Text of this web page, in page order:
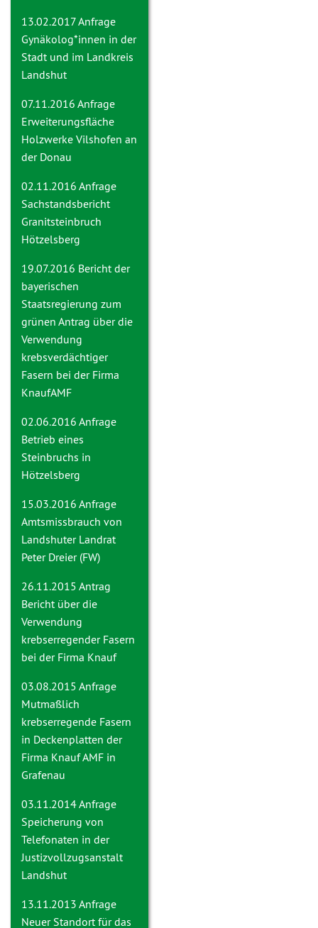
13.02.2017 Anfrage
Gynäkolog*innen in der
Stadt und im Landkreis
Landshut
07.11.2016 Anfrage
Erweiterungsfläche
Holzwerke Vilshofen an
der Donau
02.11.2016 Anfrage
Sachstandsbericht
Granitsteinbruch
Hötzelsberg
19.07.2016 Bericht der
bayerischen
Staatsregierung zum
grünen Antrag über die
Verwendung
krebsverdächtiger
Fasern bei der Firma
KnaufAMF
02.06.2016 Anfrage
Betrieb eines
Steinbruchs in
Hötzelsberg
15.03.2016 Anfrage
Amtsmissbrauch von
Landshuter Landrat
Peter Dreier (FW)
26.11.2015 Antrag
Bericht über die
Verwendung
krebserregender Fasern
bei der Firma Knauf
03.08.2015 Anfrage
Mutmaßlich
krebserregende Fasern
in Deckenplatten der
Firma Knauf AMF in
Grafenau
03.11.2014 Anfrage
Speicherung von
Telefonaten in der
Justizvollzugsanstalt
Landshut
13.11.2013 Anfrage
Neuer Standort für das